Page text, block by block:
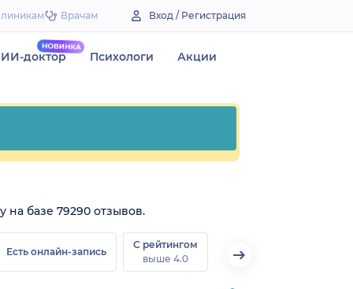
Врачам Вход / Регистрация
ИИ-доктор Психологи Акции
базе 79290 отзывов.
Есть онлайн-запись
С рейтингом
выше 4.0